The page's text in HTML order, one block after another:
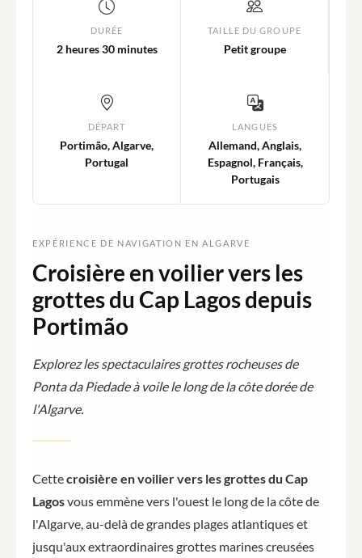
DURÉE
2 heures 30 minutes
TAILLE DU GROUPE
Petit groupe
DÉPART
Portimão, Algarve,
Portugal
LANGUES
Allemand, Anglais,
Espagnol, Français,
Portugais
EXPÉRIENCE DE NAVIGATION EN ALGARVE
Croisière en voilier vers les
grottes du Cap Lagos depuis
Portimão
Explorez les spectaculaires grottes rocheuses de
Ponta da Piedade à voile le long de la côte dorée de
l'Algarve.
Cettecroisière en voilier vers les grottes du Cap
Lagosvous emmène vers l'ouest le long de la côte de
l'Algarve, au-delà de grandes plages atlantiques et
jusqu'aux extraordinaires grottes marines creusées